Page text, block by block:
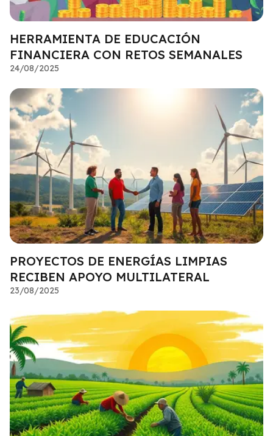
HERRAMIENTA DE EDUCACIÓN
FINANCIERA CON RETOS SEMANALES
24/08/2025
PROYECTOS DE ENERGÍAS LIMPIAS
RECIBEN APOYO MULTILATERAL
23/08/2025